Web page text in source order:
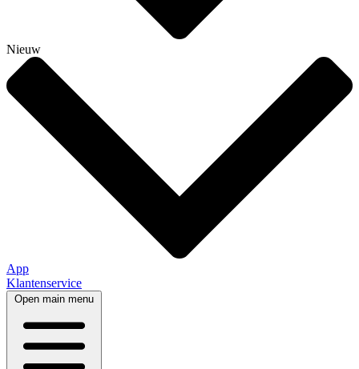
Nieuw
App
Klantenservice
Open main menu